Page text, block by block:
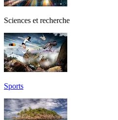
Sciences et recherche
Sports